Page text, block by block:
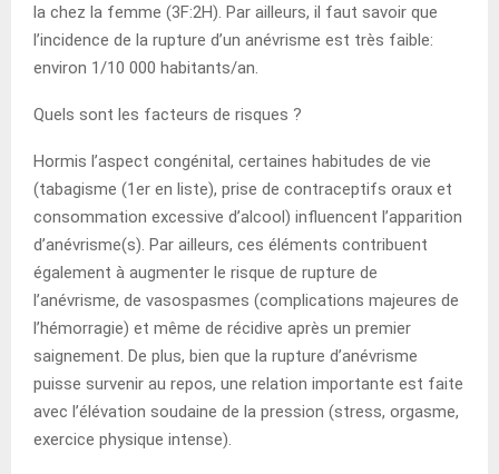
la chez la femme (3F:2H). Par ailleurs, il faut savoir que
l’incidence de la rupture d’un anévrisme est très faible:
environ 1/10 000 habitants/an.
Quels sont les facteurs de risques ?
Hormis l’aspect congénital, certaines habitudes de vie
(tabagisme (1er en liste), prise de contraceptifs oraux et
consommation excessive d’alcool) influencent l’apparition
d’anévrisme(s). Par ailleurs, ces éléments contribuent
également à augmenter le risque de rupture de
l’anévrisme, de vasospasmes (complications majeures de
l’hémorragie) et même de récidive après un premier
saignement. De plus, bien que la rupture d’anévrisme
puisse survenir au repos, une relation importante est faite
avec l’élévation soudaine de la pression (stress, orgasme,
exercice physique intense).